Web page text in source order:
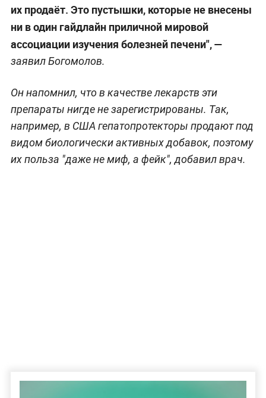
их продаёт. Это пустышки, которые не внесены
ни в один гайдлайн приличной мировой
ассоциации изучения болезней печени", —
заявил Богомолов.
Он напомнил, что в качестве лекарств эти
препараты нигде не зарегистрированы. Так,
например, в США гепатопротекторы продают под
видом биологически активных добавок, поэтому
их польза "даже не миф, а фейк", добавил врач.